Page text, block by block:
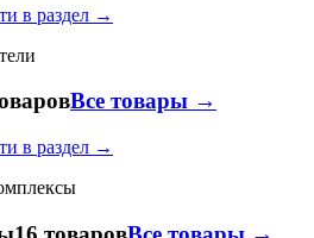
в раздел →
Все товары →
в раздел →